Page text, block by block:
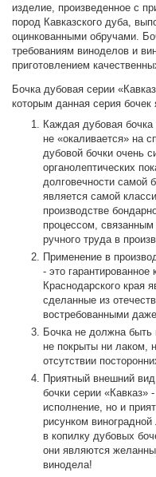
изделие, произведенное с
пород Кавказского дуба,
оцинкованными обручами.
требованиям виноделов и
приготовлением
Бочка дубовая серии
которым данная серия бочек
Каждая дубовая
не «окаливается» на
дубовой бочки очень
органолептических
долговечности самой
является самой
производстве
процессом,
ручного труда в
Применение в
- это гарантированное
Краснодарского края
сделанные из
востребованными
Бочка не должна быть
не покрыты ни лаком,
отсутствии
Приятный внешний
бочки серии «Кавказ»
исполнение, но и
рисунком
в копилку дубовых
они являются
винодела!